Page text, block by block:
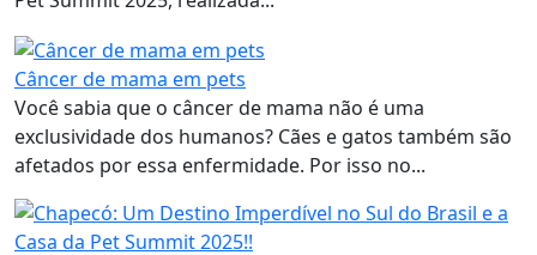
Câncer de mama em pets
Você sabia que o câncer de mama não é uma
exclusividade dos humanos? Cães e gatos também são
afetados por essa enfermidade. Por isso no...